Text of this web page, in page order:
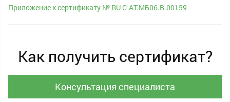
Приложение к сертификату № RU С-AT.МБ06.B.00159
Как получить сертификат?
Консультация специалиста